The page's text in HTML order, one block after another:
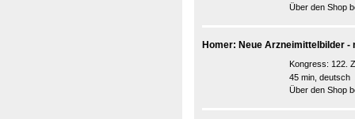
Über den Shop
Homer: Neue Arzneimittelbilder -
Kongress: 122.
45 min, deutsch
Über den Shop